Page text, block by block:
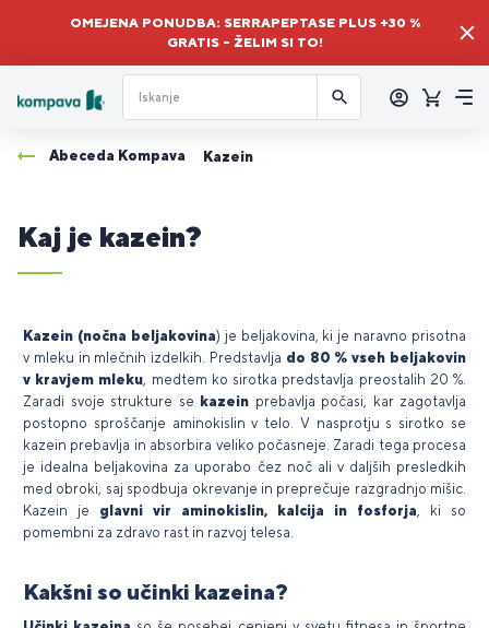
OMEJENA PONUDBA: SERRAPEPTASE PLUS +30 %
GRATIS – ŽELIM SI TO!
Abeceda Kompava Kazein
Kaj je kazein?
Kazein (nočna beljakovina) je beljakovina, ki je naravno prisotna
v mleku in mlečnih izdelkih. Predstavlja do 80 % vseh beljakovin
v kravjem mleku, medtem ko sirotka predstavlja preostalih 20 %.
Zaradi svoje strukture se kazein prebavlja počasi, kar zagotavlja
postopno sproščanje aminokislin v telo. V nasprotju s sirotko se
kazein prebavlja in absorbira veliko počasneje. Zaradi tega procesa
je idealna beljakovina za uporabo čez noč ali v daljših presledkih
med obroki, saj spodbuja okrevanje in preprečuje razgradnjo mišic.
Kazein je glavni vir aminokislin, kalcija in fosforja, ki so
pomembni za zdravo rast in razvoj telesa.
Kakšni so učinki kazeina?